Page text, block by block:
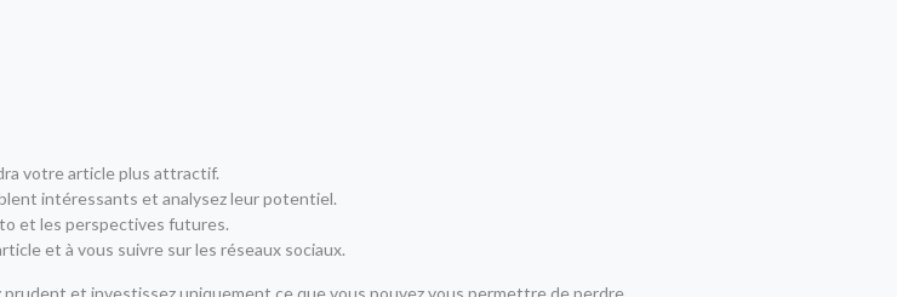
votre article plus attractif.
intéressants et analysez leur potentiel.
et les perspectives futures.
et à vous suivre sur les réseaux sociaux.
et investissez uniquement ce que vous pouvez vous permettre de perdre.